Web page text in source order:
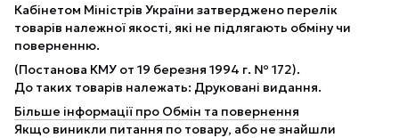
Кабінетом Міністрів України затверджено перелік
товарів належної якості, які не підлягають обміну чи
поверненню.
(Постанова КМУ от 19 березня 1994 г. № 172).
До таких товарів належать: Друковані видання.
Більше інформації про Обмін та повернення
Якщо виникли питання по товару, або не знайшли